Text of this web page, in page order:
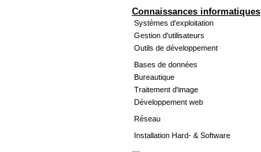
Connaissances informatiques
Systèmes d'exploitation
Gestion d'utilisateurs
Outils de développement
Bases de données
Bureautique
Traitement d'image
Développement web
Réseau
Installation Hard- & Software